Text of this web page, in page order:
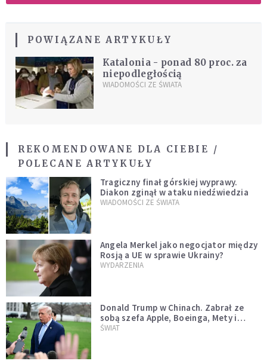
POWIĄZANE ARTYKUŁY
Katalonia - ponad 80 proc. za
niepodległością
WIADOMOŚCI ZE ŚWIATA
REKOMENDOWANE DLA CIEBIE /
POLECANE ARTYKUŁY
Tragiczny finał górskiej wyprawy.
Diakon zginął w ataku niedźwiedzia
WIADOMOŚCI ZE ŚWIATA
Angela Merkel jako negocjator między
Rosją a UE w sprawie Ukrainy?
WYDARZENIA
Donald Trump w Chinach. Zabrał ze
sobą szefa Apple, Boeinga, Mety i
Muska
ŚWIAT